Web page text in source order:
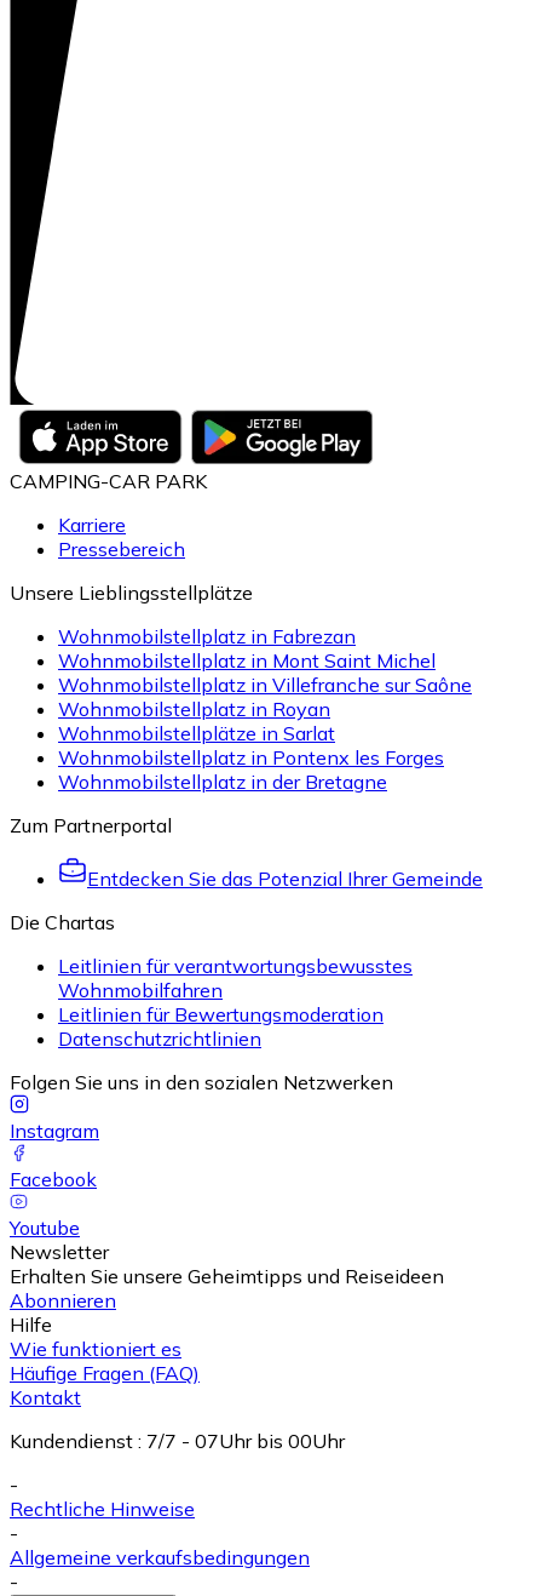
CAMPING-CAR PARK
Karriere
Pressebereich
Unsere Lieblingsstellplätze
Wohnmobilstellplatz in Fabrezan
Wohnmobilstellplatz in Mont Saint Michel
Wohnmobilstellplatz in Villefranche sur Saône
Wohnmobilstellplatz in Royan
Wohnmobilstellplätze in Sarlat
Wohnmobilstellplatz in Pontenx les Forges
Wohnmobilstellplatz in der Bretagne
Zum Partnerportal
Entdecken Sie das Potenzial Ihrer Gemeinde
Die Chartas
Leitlinien für verantwortungsbewusstes
Wohnmobilfahren
Leitlinien für Bewertungsmoderation
Datenschutzrichtlinien
Folgen Sie uns in den sozialen Netzwerken
Instagram
Facebook
Youtube
Newsletter
Erhalten Sie unsere Geheimtipps und Reiseideen
Abonnieren
Hilfe
Wie funktioniert es
Häufige Fragen (FAQ)
Kontakt
Kundendienst : 7/7 - 07Uhr bis 00Uhr
-
Rechtliche Hinweise
-
Allgemeine verkaufsbedingungen
-